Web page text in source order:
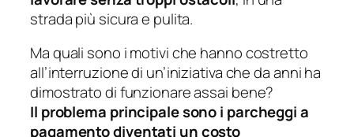
strada più sicura e pulita.
Ma quali sono i motivi che hanno costretto
all’interruzione di un’iniziativa che da anni ha
dimostrato di funzionare assai bene?
Il problema principale sono i parcheggi a
pagamento diventati un costo